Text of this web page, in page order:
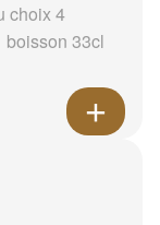
choix 4
boisson 33cl